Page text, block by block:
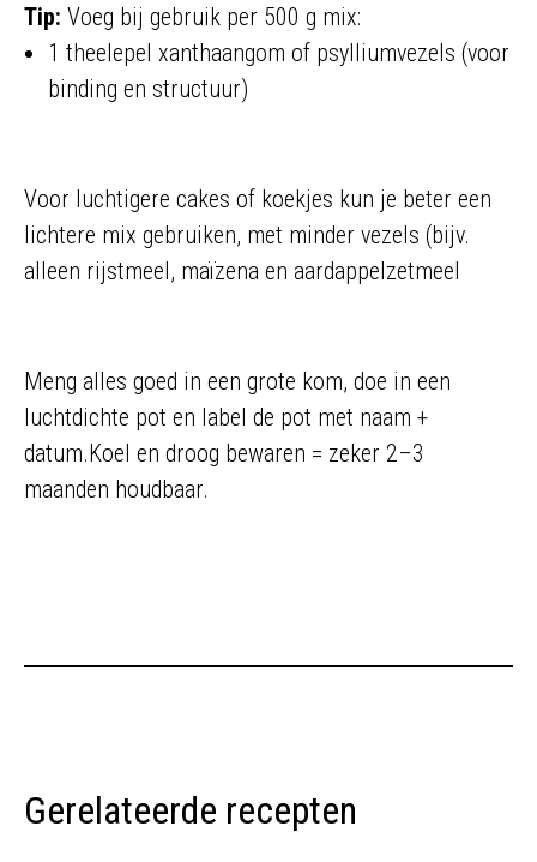
Tip: Voeg bij gebruik per 500 g mix:
1 theelepel xanthaangom of psylliumvezels (voor
binding en structuur)
Voor luchtigere cakes of koekjes kun je beter een
lichtere mix gebruiken, met minder vezels (bijv.
alleen rijstmeel, maïzena en aardappelzetmeel
Meng alles goed in een grote kom, doe in een
luchtdichte pot en label de pot met naam +
datum.Koel en droog bewaren = zeker 2–3
maanden houdbaar.
Gerelateerde recepten